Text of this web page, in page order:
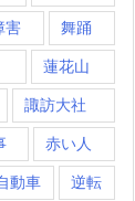
害 舞踊
蓮花山
諏訪大社
赤い人
動車 逆転